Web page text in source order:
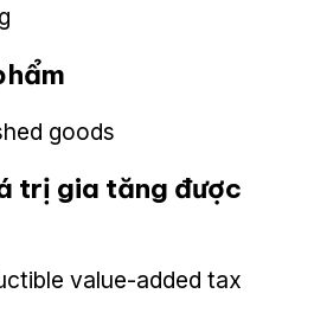
goods
trị gia tăng được
value-added tax